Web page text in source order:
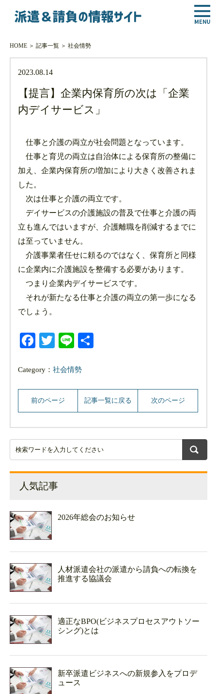
HOME＞ 記事一覧＞ 社会情勢
2023.08.14
【提言】企業内保育所の次は「企業
内デイサービス」
仕事と介護の両立が社会問題となっています。
仕事と育児の両立は自治体による保育所の整備に
加え、企業内保育所の増加により大きく改善されま
した。
次は仕事と介護の両立です。
デイサービスの介護施設の普及で仕事と介護の両
立も進んではいますが、介護離職を削減するまでに
は至っていません。
介護事業者任せに頼るのではなく、保育所と同様
に企業内に介護施設を整備する必要があります。
つまり企業内デイサービスです。
それが新たなる仕事と介護の両立の第一歩になる
でしょう。
Facebook
Twitter
Line
Category：社会情勢
前のページ 記事一覧に戻る 次のページ
人気記事
2026年総会のお知らせ
人材派遣会社の派遣から請負への転換を
推進する協議会
適正なBPO(ビジネスプロセスアウトソー
シング)とは
新卒派遣ビジネスへの新規参入をプロデ
ュース